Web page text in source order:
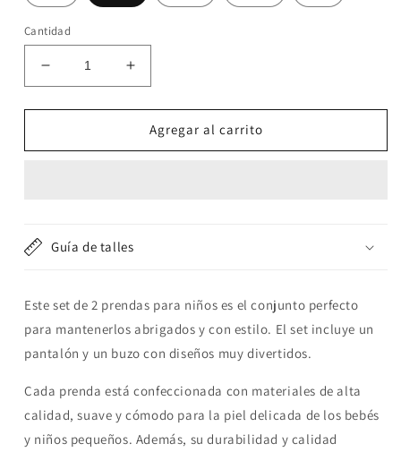
Cantidad
Reducir
cantidad
para
de
Pantalón
Aumentar
cantidad
para
Set
de
Pantalón
Agregar al carrito
Guía de talles
Este set de 2 prendas para niños es el conjunto perfecto
para mantenerlos abrigados y con estilo. El set incluye un
pantalón y un buzo con diseños muy divertidos.
Cada prenda está confeccionada con materiales de alta
calidad, suave y cómodo para la piel delicada de los bebés
y niños pequeños. Además, su durabilidad y calidad